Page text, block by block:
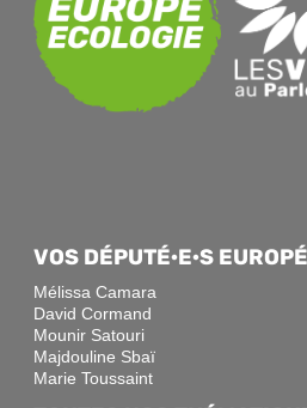
VOS DÉPUTÉ·E·S
Mélissa Camara
David Cormand
Mounir Satouri
Majdouline Sbaï
Marie Toussaint